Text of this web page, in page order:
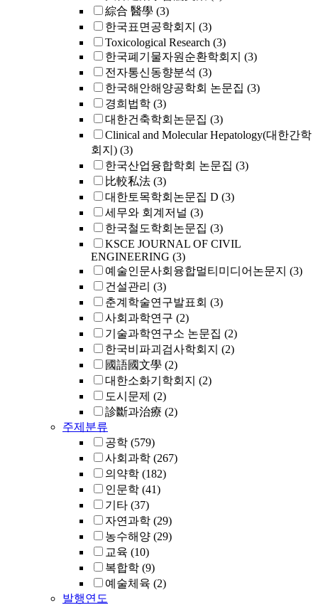
綜合 醫學 (3)
한국표면공학회지 (3)
Toxicological Research (3)
한국폐기물자원순환학회지 (3)
전자통신동향분석 (3)
한국해안해양공학회 논문집 (3)
경희법학 (3)
대한건축학회논문집 (3)
Clinical and Molecular Hepatology(대한간학
회지) (3)
한국산업융합학회 논문집 (3)
比較私法 (3)
대한토목학회논문집 D (3)
세무와 회계저널 (3)
한국철도학회논문집 (3)
KSCE JOURNAL OF CIVIL
ENGINEERING (3)
예술인문사회융합멀티미디어논문지 (3)
건설관리 (3)
춘계학술연구발표회 (3)
사회과학연구 (2)
기술과학연구소 논문집 (2)
한국비파괴검사학회지 (2)
國語國文學 (2)
대한소화기학회지 (2)
도시문제 (2)
診斷과治療 (2)
주제분류
공학 (579)
사회과학 (267)
의약학 (182)
인문학 (41)
기타 (37)
자연과학 (29)
농수해양 (29)
교육 (10)
복합학 (9)
예술체육 (2)
발행연도